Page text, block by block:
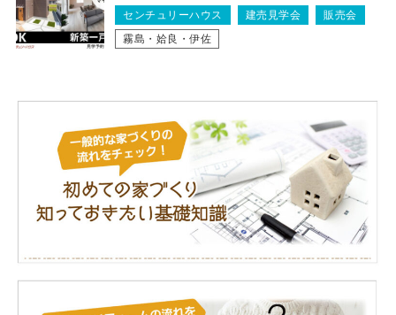
センチュリーハウス 建売見学会
販売会
霧島・姶良・伊佐